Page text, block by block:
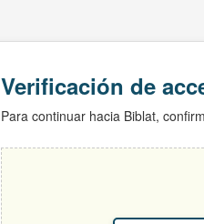
Verificación de
Para continuar hacia Biblat,